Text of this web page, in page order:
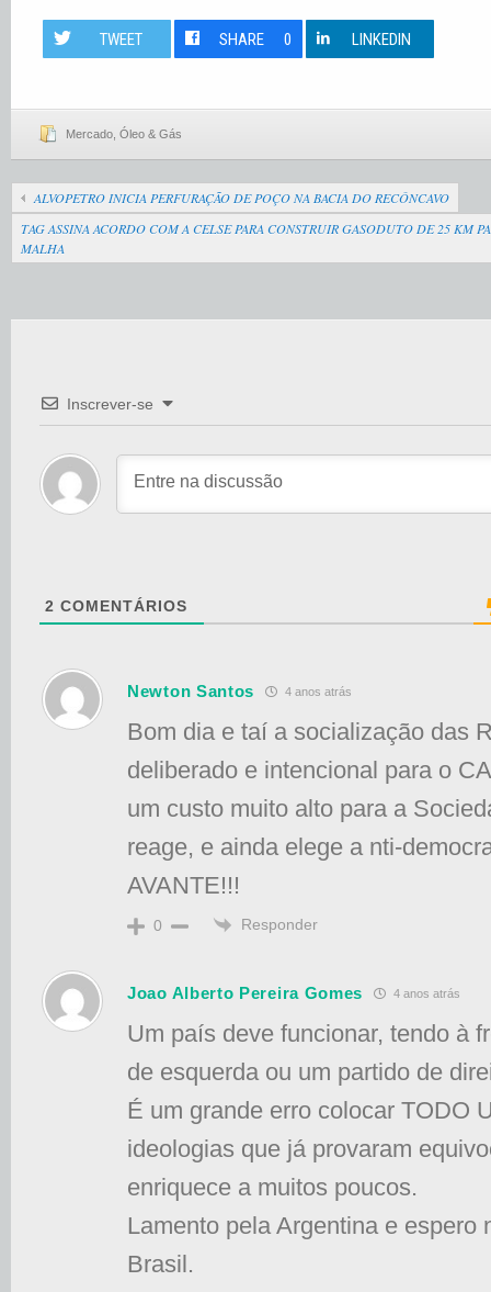
TWEET SHARE 0 LINKEDIN
Mercado Óleo & Gás
ALVOPETRO INICIA PERFURAÇÃO DE POÇO NA BACIA DO RECÔNCAVO
TAG ASSINA ACORDO COM A CELSE PARA CONSTRUIR GASODUTO DE 25 KM
MALHA
Inscrever-se
2 COMENTÁRIOS
Newton Santos 4 anos atrás
Bom dia e taí a socialização das
deliberado e intencional para o
um custo muito alto para a
reage, e ainda elege a nti-
AVANTE!!!
0 Responder
Joao Alberto Pereira Gomes 4 anos atrás
Um país deve funcionar, tendo à
de esquerda ou um partido de
É um grande erro colocar TODO
ideologias que já provaram
enriquece a muitos poucos.
Lamento pela Argentina e espero
Brasil.